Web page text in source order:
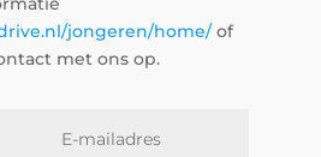
jongeren/home/of
met ons op.